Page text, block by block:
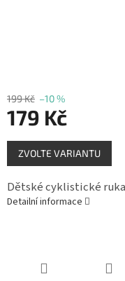
199 Kč –10 %
179 Kč
Měrná
cena:
ZVOLTE VARIANTU
Dětské cyklistické
Detailní informace